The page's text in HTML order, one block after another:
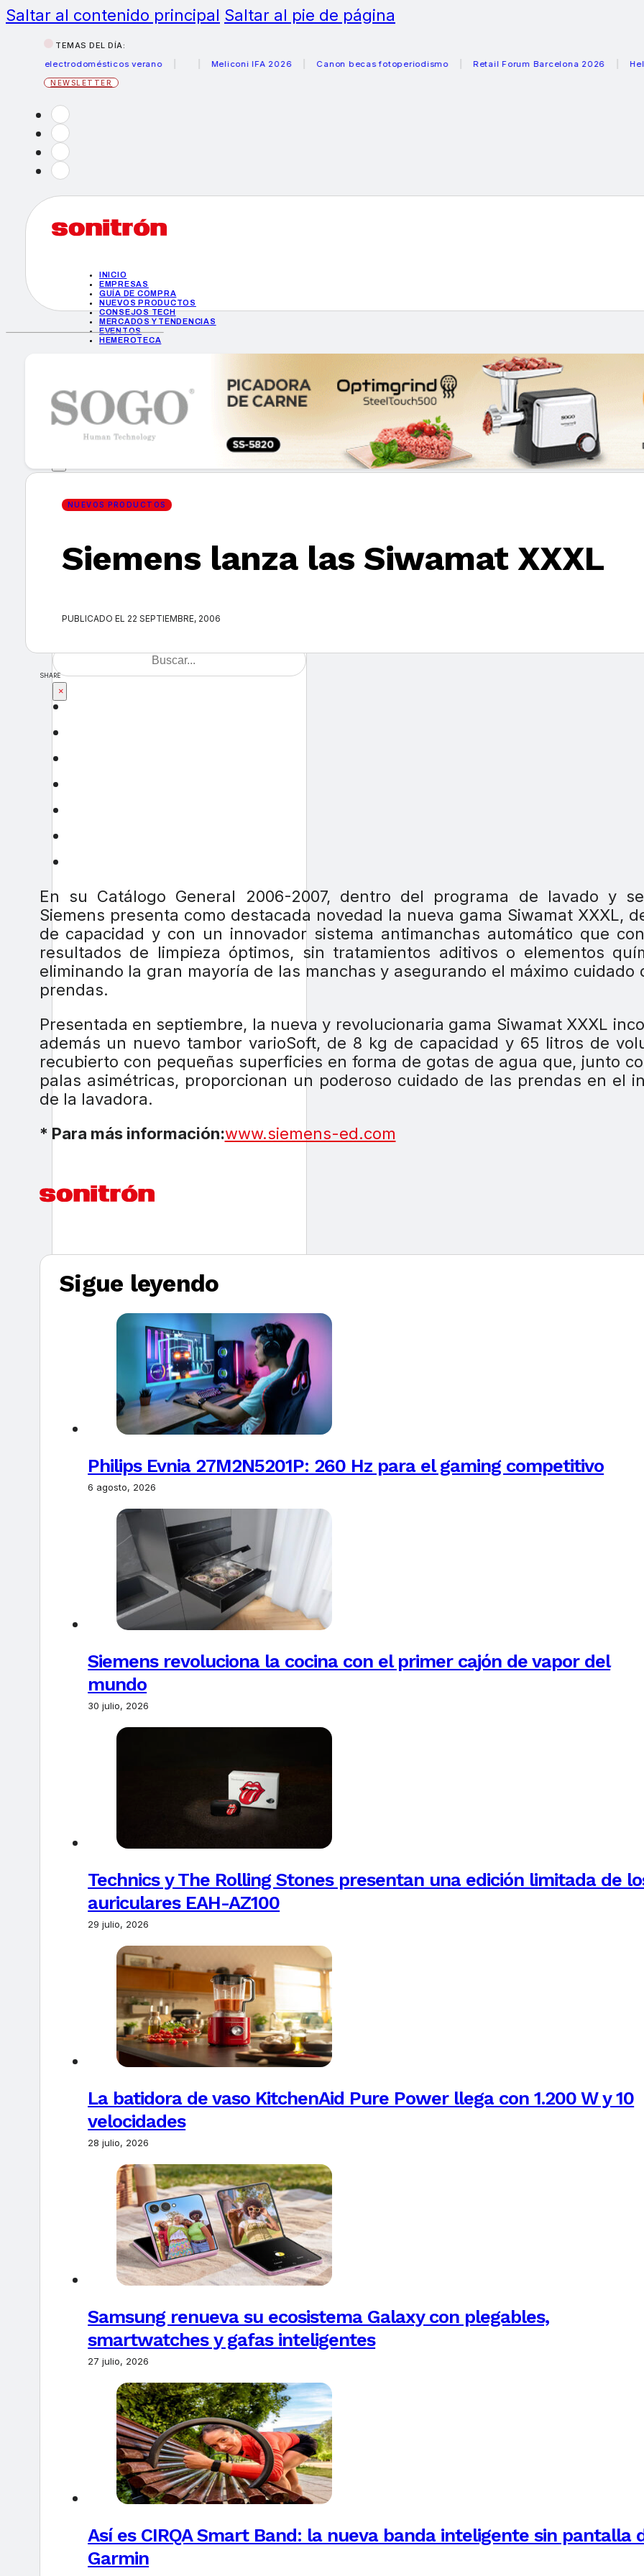
Saltar al contenido principal Saltar al pie de página
TEMAS DEL DÍA:
electrodomésticos verano
Meliconi IFA 2026 Canon becas fotoperiodismo Retail Forum Barcelona 2026
NEWSLETTER
INICIO
EMPRESAS
GUÍA DE COMPRA
NUEVOS PRODUCTOS
CONSEJOS TECH
MERCADOS Y TENDENCIAS
EVENTOS
HEMEROTECA
GUÍA DE COMPRA
NUEVOS PRODUCTOS
CONSEJOS TECH
MERCADOS Y TENDENCIAS
HEMEROTECA
×
NUEVOS PRODUCTOS
Siemens lanza las Siwamat XXXL
PUBLICADO EL 22 SEPTIEMBRE, 2006
SHARE
En su Catálogo General 2006-2007, dentro del programa de lavado y
Siemens presenta como destacada novedad la nueva gama Siwamat XXXL,
de capacidad y con un innovador sistema antimanchas automático que
resultados de limpieza óptimos, sin tratamientos aditivos o elementos
eliminando la gran mayoría de las manchas y asegurando el máximo cuidado
prendas.
Presentada en septiembre, la nueva y revolucionaria gama Siwamat XXXL
además un nuevo tambor varioSoft, de 8 kg de capacidad y 65 litros de
recubierto con pequeñas superficies en forma de gotas de agua que, junto
palas asimétricas, proporcionan un poderoso cuidado de las prendas en el
de la lavadora.
* Para más información:www.siemens-ed.com
Sigue leyendo
Philips Evnia 27M2N5201P: 260 Hz para el gaming competitivo
6 agosto, 2026
Siemens revoluciona la cocina con el primer cajón de vapor del
mundo
30 julio, 2026
Technics y The Rolling Stones presentan una edición limitada de
auriculares EAH-AZ100
29 julio, 2026
La batidora de vaso KitchenAid Pure Power llega con 1.200 W y 10
velocidades
28 julio, 2026
Samsung renueva su ecosistema Galaxy con plegables,
smartwatches y gafas inteligentes
27 julio, 2026
Así es CIRQA Smart Band: la nueva banda inteligente sin pantalla
Garmin